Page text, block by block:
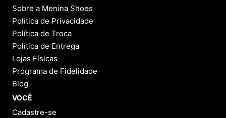
Sobre a Menina Shoes
Política de Privacidade
Política de Troca
Política de Entrega
Lojas Físicas
Programa de Fidelidade
Blog
VOCÊ
Cadastre-se